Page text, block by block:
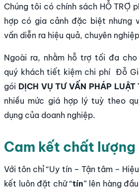
Chúng tôi có chính sách HỖ TRỢ
hợp có gia cảnh đặc biệt nhưng
vấn diễn ra hiệu quả, chuyên
Ngoài ra, nhằm hỗ trợ tối đa
quý khách tiết kiệm chi phí Đỗ
gói DỊCH VỤ TƯ VẤN PHÁP LUẬT
nhiều mức giá hợp lý tuỳ theo
dụng của doanh nghiệp.
Cam kết chất lượng
Với tôn chỉ “Uy tín – Tận tâm –
kết luôn đặt chữ “tín” lên hàng